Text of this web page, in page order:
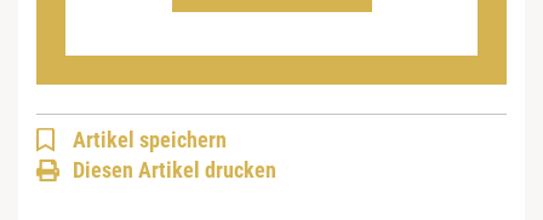
Artikel speichern
Diesen Artikel drucken